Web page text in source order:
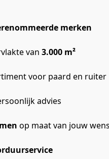
merken
van 3.000 m²
voor paard en ruiter
advies
op maat van jouw